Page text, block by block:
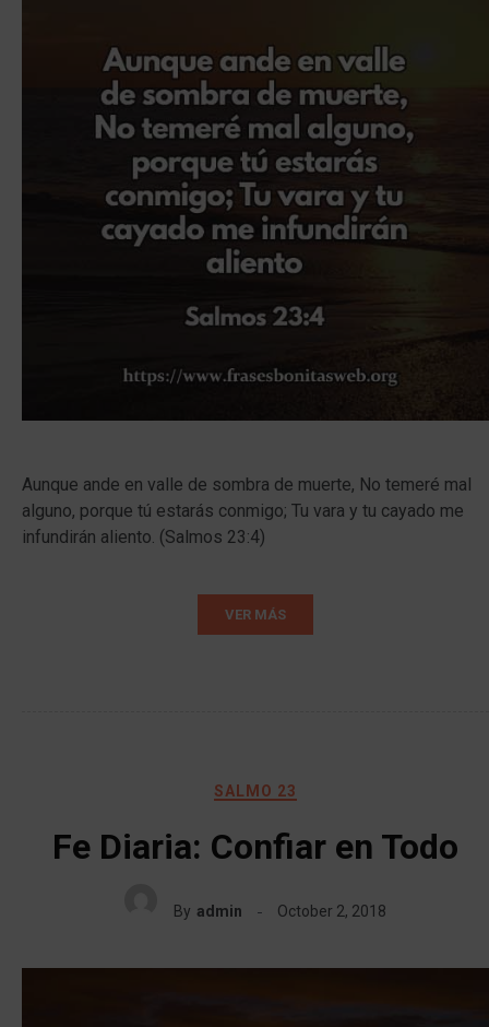
Aunque ande en valle de sombra de muerte, No temeré mal
alguno, porque tú estarás conmigo; Tu vara y tu cayado me
infundirán aliento. (Salmos 23:4)
VER MÁS
SALMO 23
Fe Diaria: Confiar en Todo
By admin October 2, 2018